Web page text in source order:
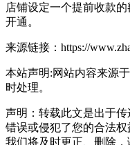
店铺设定一个提前收款
开通。
来源链接：https://
本站声明:网站内容来源
时处理。
声明：转载此文是出于
错误或侵犯了您的合法权
我们将及时更正、删除